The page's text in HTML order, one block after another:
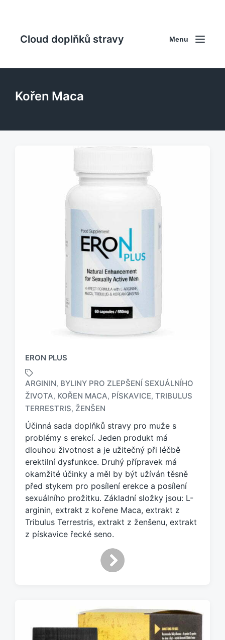
Cloud doplňků stravy Menu
Kořen Maca
ERON PLUS
O
z
a
č
e
n
a
g
e
m
:
ARGININ, BYLINY PRO ZLEPŠENÍ SEXUÁLNÍHO
ŽIVOTA, KOŘEN MACA, PÍSKAVICE, TRIBULUS
TERRESTRIS, ŽENŠEN
Účinná sada doplňků stravy pro muže s
problémy s erekcí. Jeden produkt má
dlouhou životnost a je užitečný při léčbě
erektilní dysfunkce. Druhý přípravek má
okamžité účinky a měl by být užíván těsně
před stykem pro posílení erekce a posílení
sexuálního prožitku. Základní složky jsou: L-
arginin, extrakt z kořene Maca, extrakt z
Tribulus Terrestris, extrakt z ženšenu, extrakt
z pískavice řecké seno.